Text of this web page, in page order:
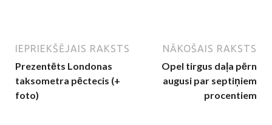
IEPRIEKŠĒJAIS RAKSTS
Prezentēts Londonas
taksometra pēctecis (+
foto)
NĀKOŠAIS RAKSTS
Opel tirgus daļa pērn
augusi par septiņiem
procentiem